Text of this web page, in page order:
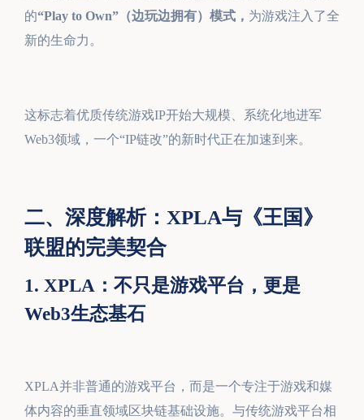
的“Play to Own”（边玩边拥有）模式， 为游戏注入了全
新的生命力。
这标志着优质传统游戏IP开始大规模、系统化地进军
Web3领域，一个“IP链改”的新时代正在加速到来。
二、深度解析：XPLA与《王国》
联盟的完美契合
1. XPLA：不只是游戏平台，更是
Web3生态基石
XPLA并非普通的游戏平台，而是一个专注于游戏和媒
体内容的垂直领域区块链基础设施。与传统游戏平台相